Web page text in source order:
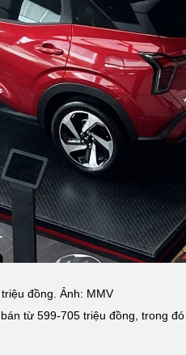
đồng. Ảnh: MMV
từ 599-705 triệu đồng, trong